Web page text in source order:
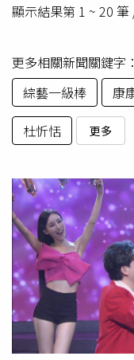
顯示結果第 1 ~ 20
更多相關新聞關鍵字：
綜藝一級棒
康
杜忻恬
更多